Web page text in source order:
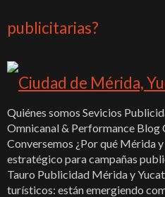
publicitarias?
Quiénes somos Sevicios
Omnicanal & Performance
Conversemos ¿Por qué Mérida
estratégico para campañas
Tauro Publicidad Mérida y
turísticos: están emergiendo